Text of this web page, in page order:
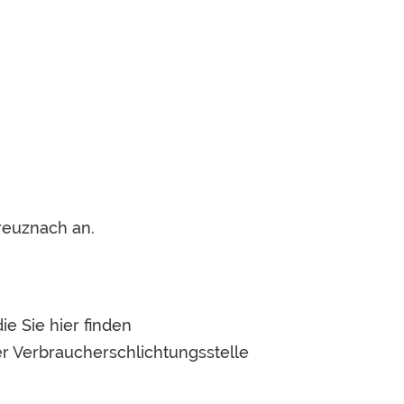
an.
Sie hier finden
Verbraucherschlichtungsstelle